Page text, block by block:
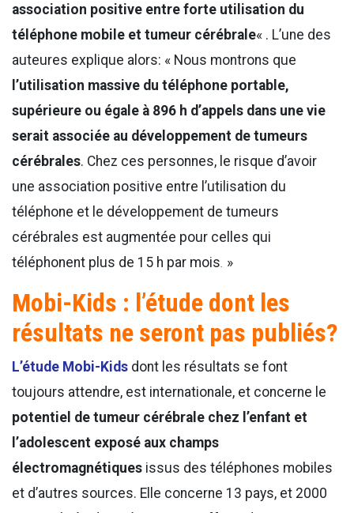
association positive entre forte utilisation du
téléphone mobile et tumeur cérébrale« . L’une des
auteures explique alors: « Nous montrons que
l’utilisation massive du téléphone portable,
supérieure ou égale à 896 h d’appels dans une vie
serait associée au développement de tumeurs
cérébrales. Chez ces personnes, le risque d’avoir
une association positive entre l’utilisation du
téléphone et le développement de tumeurs
cérébrales est augmentée pour celles qui
téléphonent plus de 15 h par mois »
Mobi-Kids : l’étude dont les
résultats ne seront pas publiés?
L’étude Mobi-Kids dont les résultats se font
toujours attendre, est internationale, et concerne le
potentiel de tumeur cérébrale chez l’enfant et
l’adolescent exposé aux champs
électromagnétiques issus des téléphones mobiles
et d’autres sources. Elle concerne 13 pays, et 2000